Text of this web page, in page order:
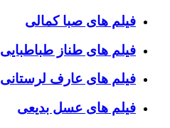
فیلم های صبا کمالی
فیلم های طناز طباطبایی
فیلم های عارف لرستانی
فیلم های عسل بدیعی